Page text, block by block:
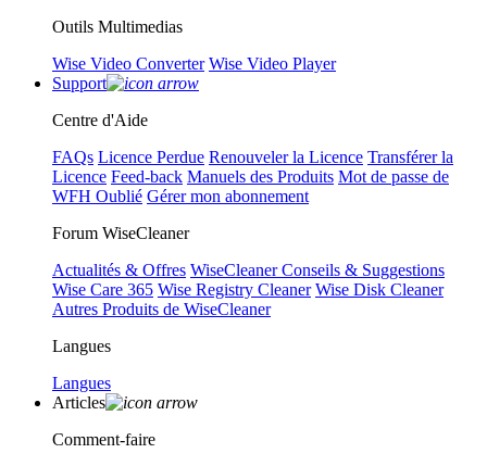
Outils Multimedias
Wise Video Converter Wise Video Player
Support
Centre d'Aide
FAQs Licence Perdue Renouveler la Licence Transférer la
Licence Feed-back Manuels des Produits Mot de passe de
WFH Oublié Gérer mon abonnement
Forum WiseCleaner
Actualités & Offres WiseCleaner Conseils & Suggestions
Wise Care 365 Wise Registry Cleaner Wise Disk Cleaner
Autres Produits de WiseCleaner
Langues
Langues
Articles
Comment-faire